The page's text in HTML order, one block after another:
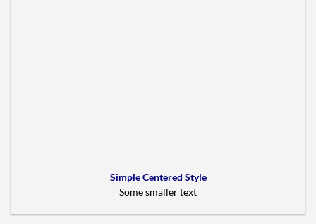
Simple Centered Style
Some smaller text